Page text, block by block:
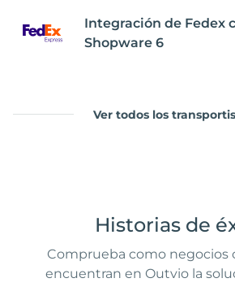
Integración de Fedex
Shopware 6
Ver todos los
Historias de
Comprueba como negocios
encuentran en Outvio la